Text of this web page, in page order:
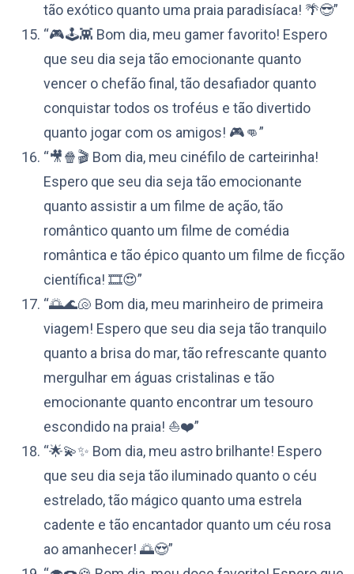
tão exótico quanto uma praia paradisíaca! 🌴😎”
“🎮🕹️👾 Bom dia, meu gamer favorito! Espero
que seu dia seja tão emocionante quanto
vencer o chefão final, tão desafiador quanto
conquistar todos os troféus e tão divertido
quanto jogar com os amigos! 🎮👊”
“🎥🍿🎬 Bom dia, meu cinéfilo de carteirinha!
Espero que seu dia seja tão emocionante
quanto assistir a um filme de ação, tão
romântico quanto um filme de comédia
romântica e tão épico quanto um filme de ficção
científica! 🎞️😍”
“🌅🌊🐚 Bom dia, meu marinheiro de primeira
viagem! Espero que seu dia seja tão tranquilo
quanto a brisa do mar, tão refrescante quanto
mergulhar em águas cristalinas e tão
emocionante quanto encontrar um tesouro
escondido na praia! ⛵️❤️”
“🌟💫✨ Bom dia, meu astro brilhante! Espero
que seu dia seja tão iluminado quanto o céu
estrelado, tão mágico quanto uma estrela
cadente e tão encantador quanto um céu rosa
ao amanhecer! 🌅😍”